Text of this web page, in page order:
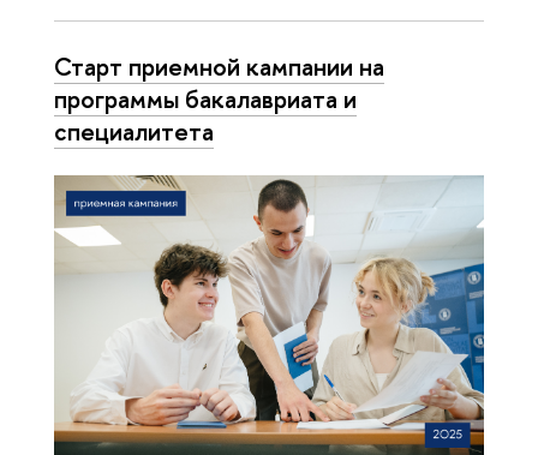
Старт приемной кампании на
программы бакалавриата и
специалитета